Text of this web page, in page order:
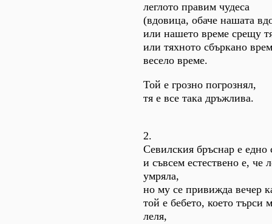
леглото правим чудеса
(вдовица, обаче нашата
или нашето време срещу
или тяхното сбъркано
весело време.
Той е грозно погрознял,
тя е все така дръжлива.
2.
Севилския бръснар е едно
и съвсем естествено е, че
умряла,
но му се привижда вечер
той е бебето, което търси
леля,